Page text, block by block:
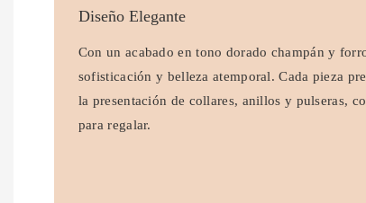
Diseño Elegante
Con un acabado en tono dorado champán y
sofisticación y belleza atemporal. Cada pieza
la presentación de collares, anillos y pulseras,
para regalar.